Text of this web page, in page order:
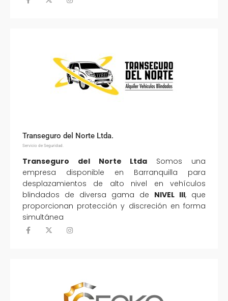
Transeguro del Norte Ltda.
Servicio de Seguridad.
Transeguro del Norte Ltda Somos una
empresa disponible en Barranquilla para
desplazamientos de alto nivel en vehículos
blindados de diversa gama de NIVEL III, que
proporcionan protección y discreción en forma
simultánea